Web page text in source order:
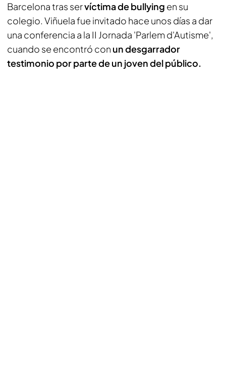
Barcelona tras servíctima de bullying en su
colegio. Viñuela fue invitado hace unos días a dar
una conferencia a la II Jornada 'Parlem d'Autisme',
cuando se encontró con un desgarrador
testimonio por parte de un joven del público.